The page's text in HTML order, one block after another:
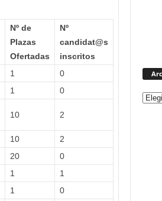
Nº de
Plazas
Ofertadas
Nº
candidat@s
inscritos
1
0
1
0
10 2
10
2
20
0
1
1
1
0